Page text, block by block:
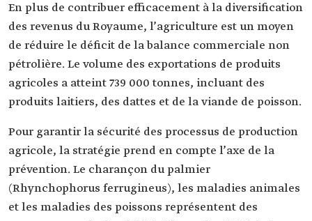
En plus de contribuer efficacement à la diversification
des revenus du Royaume, l’agriculture est un moyen
de réduire le déficit de la balance commerciale non
pétrolière. Le volume des exportations de produits
agricoles a atteint 739 000 tonnes, incluant des
produits laitiers, des dattes et de la viande de poisson.
Pour garantir la sécurité des processus de production
agricole, la stratégie prend en compte l’axe de la
prévention. Le charançon du palmier
(Rhynchophorus ferrugineus), les maladies animales
et les maladies des poissons représentent des